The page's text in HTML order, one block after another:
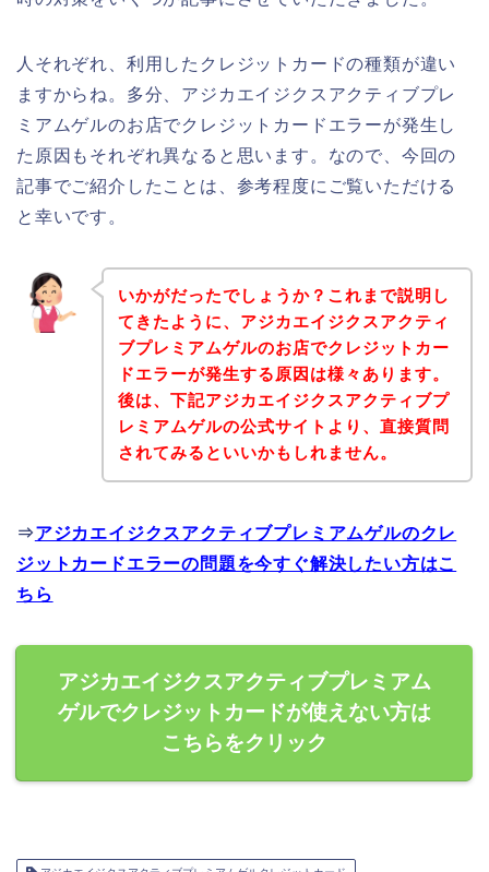
人それぞれ、利用したクレジットカードの種類が違い
ますからね。多分、アジカエイジクスアクティブプレ
ミアムゲルのお店でクレジットカードエラーが発生し
た原因もそれぞれ異なると思います。なので、今回の
記事でご紹介したことは、参考程度にご覧いただける
と幸いです。
いかがだったでしょうか？これまで説明し
てきたように、アジカエイジクスアクティ
ブプレミアムゲルのお店でクレジットカー
ドエラーが発生する原因は様々あります。
後は、下記アジカエイジクスアクティブプ
レミアムゲルの公式サイトより、直接質問
されてみるといいかもしれません。
⇒アジカエイジクスアクティブプレミアムゲルのクレ
ジットカードエラーの問題を今すぐ解決したい方はこ
ちら
アジカエイジクスアクティブプレミアム
ゲルでクレジットカードが使えない方は
こちらをクリック